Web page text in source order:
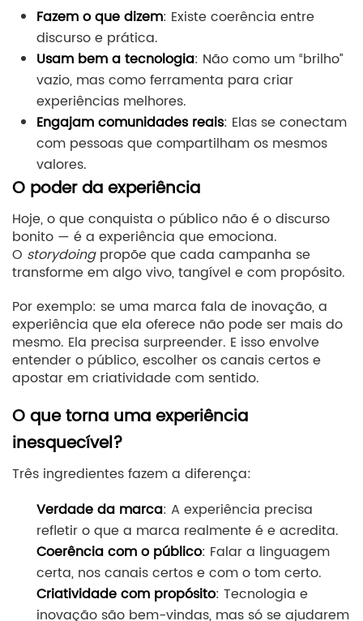
Fazem o que dizem: Existe coerência entre
discurso e prática.
Usam bem a tecnologia: Não como um “brilho”
vazio, mas como ferramenta para criar
experiências melhores.
Engajam comunidades reais: Elas se conectam
com pessoas que compartilham os mesmos
valores.
O poder da experiência
Hoje, o que conquista o público não é o discurso
bonito — é a experiência que emociona.
O storydoingpropõe que cada campanha se
transforme em algo vivo, tangível e com propósito.
Por exemplo: se uma marca fala de inovação, a
experiência que ela oferece não pode ser mais do
mesmo. Ela precisa surpreender. E isso envolve
entender o público, escolher os canais certos e
apostar em criatividade com sentido.
O que torna uma experiência
inesquecível?
Três ingredientes fazem a diferença:
Verdade da marca: A experiência precisa
refletir o que a marca realmente é e acredita.
Coerência com o público: Falar a linguagem
certa, nos canais certos e com o tom certo.
Criatividade com propósito: Tecnologia e
inovação são bem-vindas, mas só se ajudarem